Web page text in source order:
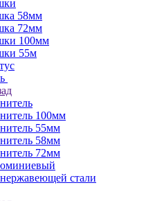
58мм
72мм
100мм
55м
100мм
55мм
58мм
72мм
стали